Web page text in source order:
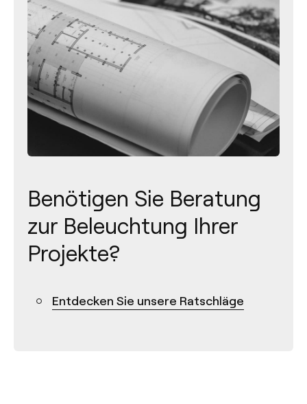
Benötigen Sie Beratung
zur Beleuchtung Ihrer
Projekte?
Entdecken Sie unsere Ratschläge